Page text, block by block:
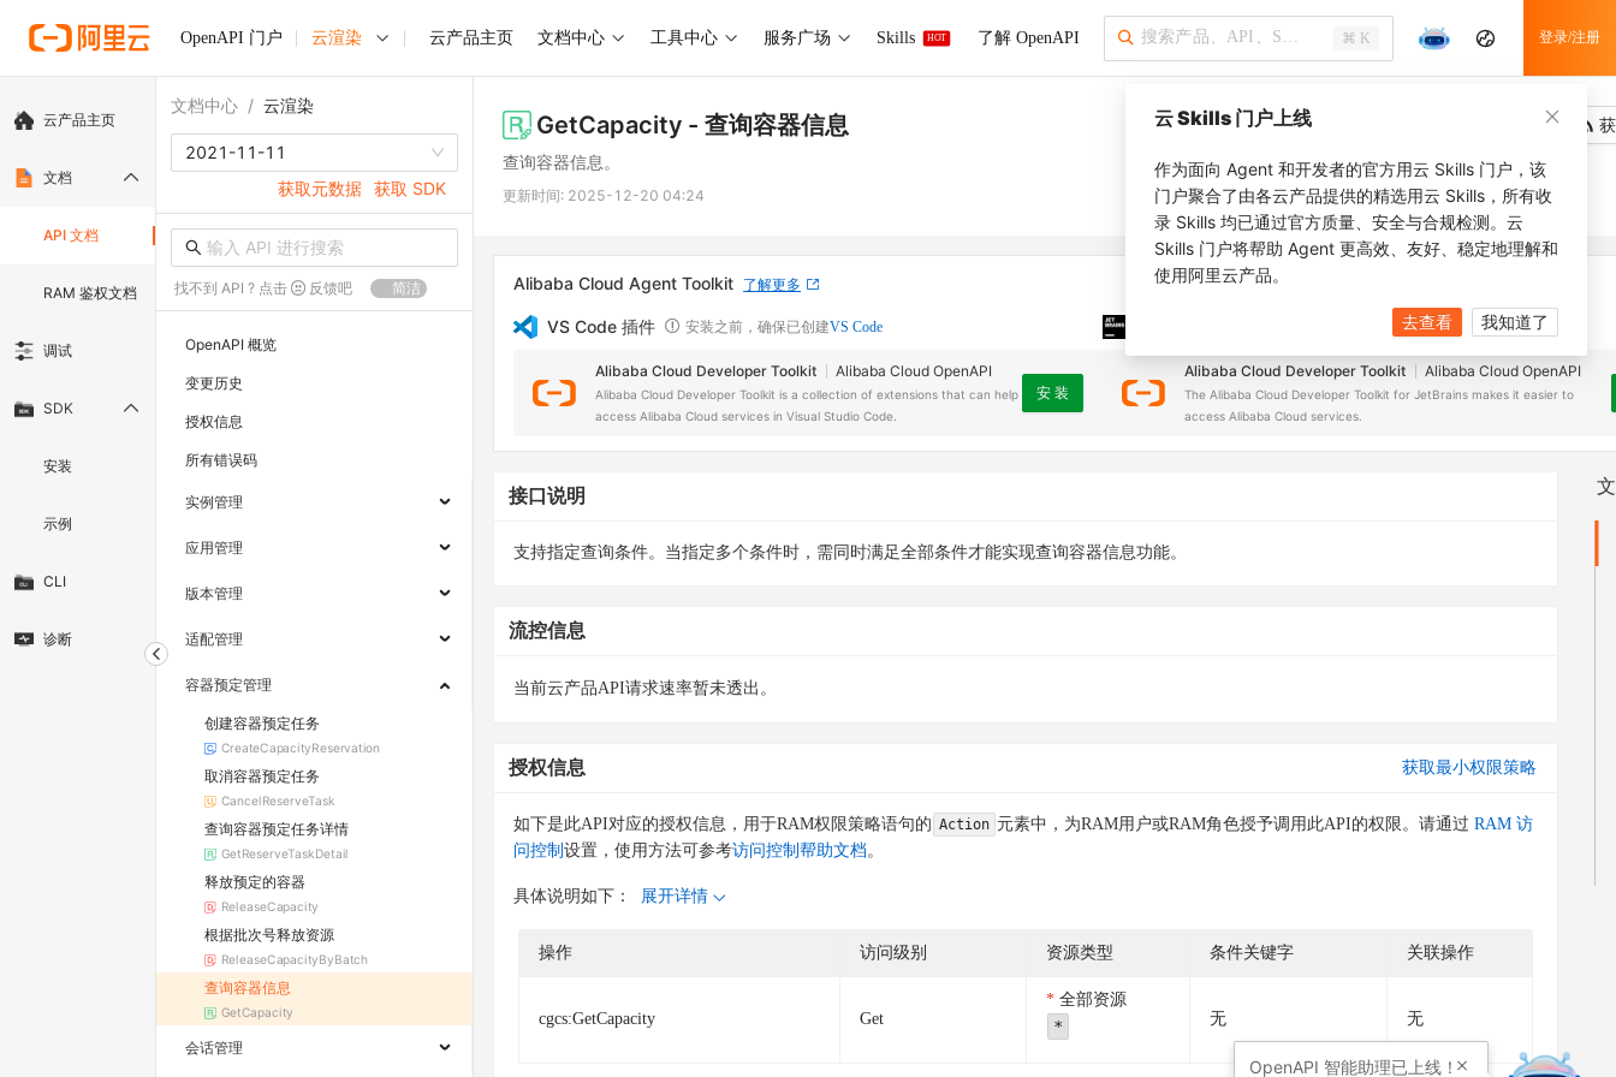
OpenAPI 门户 云渲染 云产品主页 文档中心 工具中心 服务广场 Skills HOT 了解 OpenAPI ⌘ K 登录/注册
云产品主页
文档
API 文档
RAM 鉴权文档
调试
SDK
安装
示例
CLI
诊断
文档中心 / 云渲染
2021-11-11
获取元数据 获取 SDK
找不到 API ? 点击 反馈吧 简洁
OpenAPI 概览
变更历史
授权信息
所有错误码
实例管理
应用管理
版本管理
适配管理
容器预定管理
创建容器预定任务
CreateCapacityReservation
取消容器预定任务
CancelReserveTask
查询容器预定任务详情
GetReserveTaskDetail
释放预定的容器
ReleaseCapacity
根据批次号释放资源
ReleaseCapacityByBatch
查询容器信息
GetCapacity
会话管理
GetCapacity - 查询容器信息
查询容器信息。
更新时间: 2025-12-20 04:24
Alibaba Cloud Agent Toolkit 了解更多
VS Code 插件 安装之前，确保已创建VS Code
Alibaba Cloud Developer Toolkit Alibaba Cloud OpenAPI
Alibaba Cloud Developer Toolkit is a collection of extensions that can help
access Alibaba Cloud services in Visual Studio Code.
安 装
安装之前，确保已创建JetBrains IDE
Alibaba Cloud Developer Toolkit Alibaba Cloud OpenAPI
The Alibaba Cloud Developer Toolkit for JetBrains makes it easier to
access Alibaba Cloud services.
接口说明
支持指定查询条件。当指定多个条件时，需同时满足全部条件才能实现查询容器信息功能。
流控信息
当前云产品API请求速率暂未透出。
授权信息 获取最小权限策略
如下是此API对应的授权信息，用于RAM权限策略语句的 Action 元素中，为RAM用户或RAM角色授予调用此API的权限。请通过 RAM 访
问控制 设置，使用方法可参考访问控制帮助文档。
具体说明如下： 展开详情
操作 访问级别 资源类型 条件关键字 关联操作
cgcs:GetCapacity Get
全部资源
* 无 无
云 Skills 门户上线
作为面向 Agent 和开发者的官方用云 Skills 门户，该
门户聚合了由各云产品提供的精选用云 Skills，所有收
录 Skills 均已通过官方质量、安全与合规检测。云
Skills 门户将帮助 Agent 更高效、友好、稳定地理解和
使用阿里云产品。
去查看 我知道了
OpenAPI 智能助理已上线！